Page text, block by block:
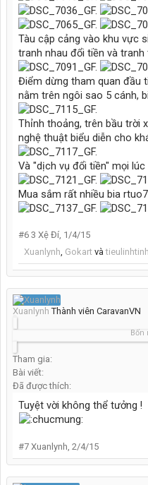
Tàu cập cảng vào khu vực
tranh nhau đổi tiền và tranh
Điểm dừng tham quan đầu
nằm trên ngôi sao 5 cánh,
Thỉnh thoảng, trên bầu trời
nghệ thuật biểu diễn cho
Và "dịch vụ đổi tiền" mọi lúc
Mua sắm rất nhiều bia
#6 3 Xệ Đí, 1/4/15
Xuanlynh, Gokart vàtieulinhtinh
Xuanlynh Thành viên CaravanVN
Bốn
Tham gia:
Bài viết:
Đã được thích:
Tuyệt vời không thể tưởng !
#7 Xuanlynh, 2/4/15